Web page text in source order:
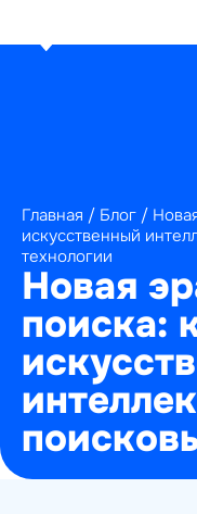
Главная / Блог /
искусственный
технологии
Новая
поиска: